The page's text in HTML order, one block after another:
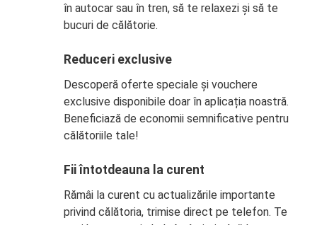
în autocar sau în tren, să te relaxezi și să te
bucuri de călătorie.
Reduceri exclusive
Descoperă oferte speciale și vouchere
exclusive disponibile doar în aplicația noastră.
Beneficiază de economii semnificative pentru
călătoriile tale!
Fii întotdeauna la curent
Rămâi la curent cu actualizările importante
privind călătoria, trimise direct pe telefon. Te